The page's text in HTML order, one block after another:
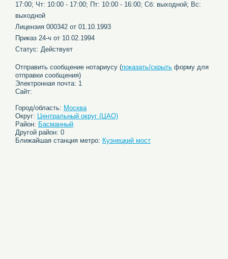
17:00; Чт: 10:00 - 17:00; Пт: 10:00 - 16:00; Сб: выходной; Вс:
выходной
Лицензия 000342 от 01.10.1993
Приказ 24-ч от 10.02.1994
Статус: Действует
Отправить сообщение нотариусу (показать/скрыть форму для
отправки сообщения)
Электронная почта: 1
Сайт:
Город/область: Москва
Округ: Центральный округ (ЦАО)
Район: Басманный
Другой район: 0
Ближайшая станция метро: Кузнецкий мост